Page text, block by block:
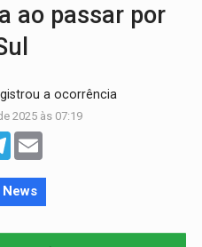
ao passar por
a ocorrência
2025 às 07:19
Telegram